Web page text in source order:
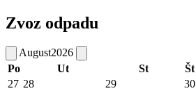
Zvoz odpadu
August2026
Po
Ut St Št
27 28 29 30